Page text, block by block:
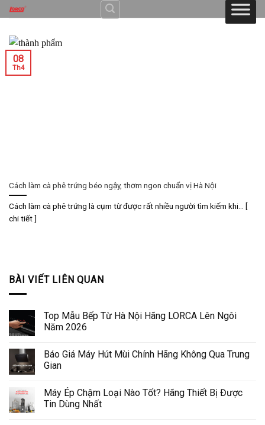
Skip
to
content
Cách làm cà phê trứng béo ngậy, thơm ngon chuẩn vị Hà Nội
Cách làm cà phê trứng là cụm từ được rất nhiều người tìm kiếm khi... [
chi tiết ]
08
Th4
BÀI VIẾT LIÊN QUAN
Top Mẫu Bếp Từ Hà Nội Hãng LORCA Lên Ngôi
Năm 2026
Báo Giá Máy Hút Mùi Chính Hãng Không Qua Trung
Gian
Máy Ép Chậm Loại Nào Tốt? Hãng Thiết Bị Được
Tin Dùng Nhất